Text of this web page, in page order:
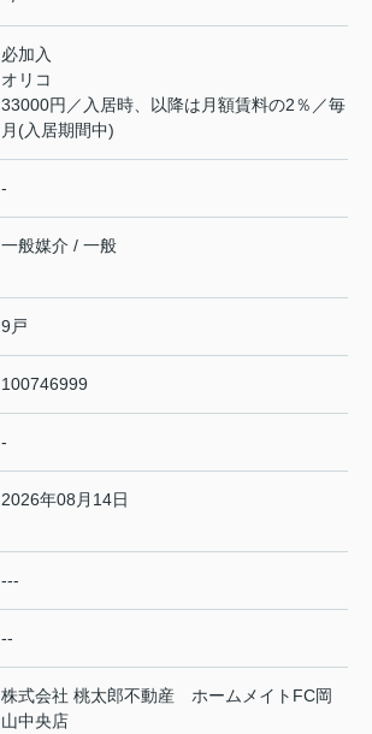
必加入
オリコ
33000円／入居時、以降は月額賃料の2％／毎
月(入居期間中)
-
一般媒介 / 一般
9戸
100746999
-
2026年08月14日
---
--
株式会社 桃太郎不動産 ホームメイトFC岡
山中央店